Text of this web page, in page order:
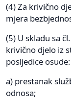
(4) Za krivično
mjera
(5) U skladu sa
krivično djelo iz
posljedice osude:
a) prestanak
odnosa;